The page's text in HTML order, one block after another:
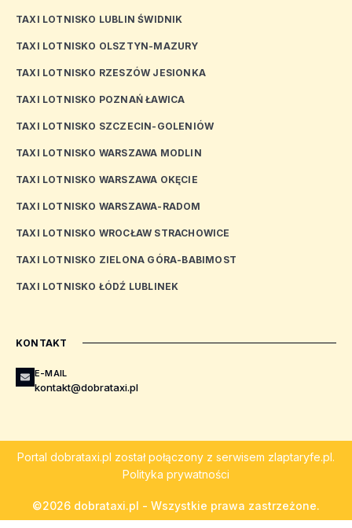
TAXI LOTNISKO LUBLIN ŚWIDNIK
TAXI LOTNISKO OLSZTYN-MAZURY
TAXI LOTNISKO RZESZÓW JESIONKA
TAXI LOTNISKO POZNAŃ ŁAWICA
TAXI LOTNISKO SZCZECIN-GOLENIÓW
TAXI LOTNISKO WARSZAWA MODLIN
TAXI LOTNISKO WARSZAWA OKĘCIE
TAXI LOTNISKO WARSZAWA-RADOM
TAXI LOTNISKO WROCŁAW STRACHOWICE
TAXI LOTNISKO ZIELONA GÓRA-BABIMOST
TAXI LOTNISKO ŁÓDŹ LUBLINEK
KONTAKT
E-MAIL
kontakt@dobrataxi.pl
Portal dobrataxi.pl został połączony z serwisem zlaptaryfe.pl.
Polityka prywatności
©2026 dobrataxi.pl - Wszystkie prawa zastrzeżone.